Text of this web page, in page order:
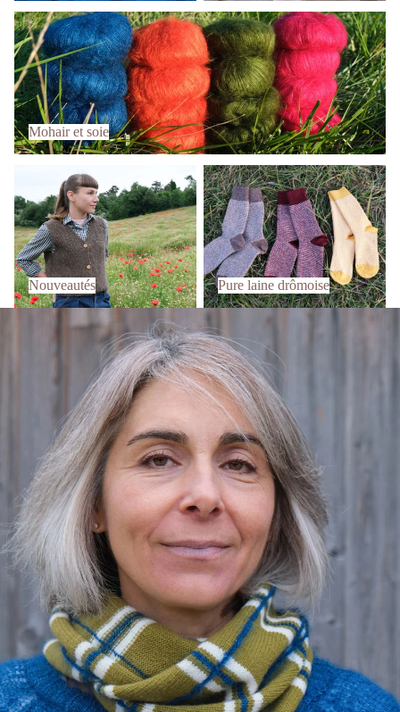
Mohair et soie
Mohair et soie
Nouveautés
Nouveautés
Pure laine drômoise
Pure laine drômoise